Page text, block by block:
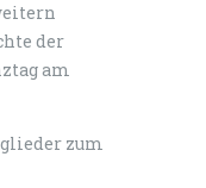
der
am
zum